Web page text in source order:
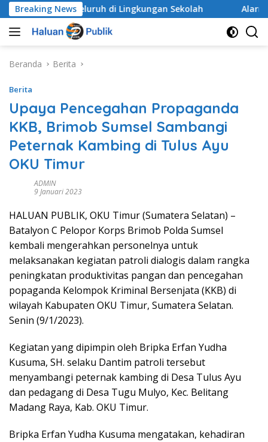
Langsung
ke
konten
Breaking News
Menyeluruh di Lingkungan Sekolah Alarm
Beranda Berita
Berita
Upaya Pencegahan Propaganda
KKB, Brimob Sumsel Sambangi
Peternak Kambing di Tulus Ayu
OKU Timur
ADMIN
9 Januari 2023
HALUAN PUBLIK, OKU Timur (Sumatera Selatan) –
Batalyon C Pelopor Korps Brimob Polda Sumsel
kembali mengerahkan personelnya untuk
melaksanakan kegiatan patroli dialogis dalam rangka
peningkatan produktivitas pangan dan pencegahan
popaganda Kelompok Kriminal Bersenjata (KKB) di
wilayah Kabupaten OKU Timur, Sumatera Selatan.
Senin (9/1/2023).
Kegiatan yang dipimpin oleh Bripka Erfan Yudha
Kusuma, SH. selaku Dantim patroli tersebut
menyambangi peternak kambing di Desa Tulus Ayu
dan pedagang di Desa Tugu Mulyo, Kec. Belitang
Madang Raya, Kab. OKU Timur.
Bripka Erfan Yudha Kusuma mengatakan, kehadiran